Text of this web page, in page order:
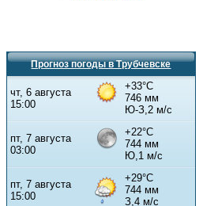
Прогноз погоды в Трубчевске